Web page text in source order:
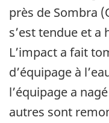
près de Sombra
s’est tendue et a
L’impact a fait
d’équipage à
l’équipage a
autres sont